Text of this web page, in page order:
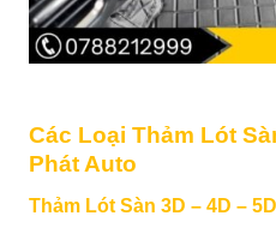
Các Loại Thảm Lót
Phát Auto
Thảm Lót Sàn 3D – 4D –